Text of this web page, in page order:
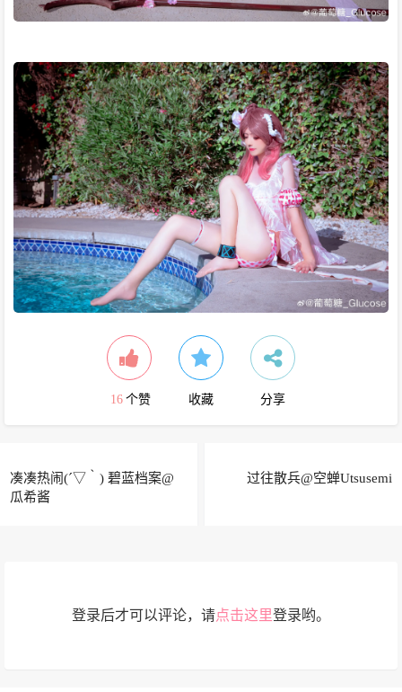
16 个赞 收藏 分享
凑凑热闹(´▽｀) 碧蓝档案@
瓜希酱
过往散兵@空蝉Utsusemi
登录后才可以评论，请点击这里登录哟。